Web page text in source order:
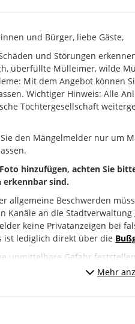
und Bürger, liebe Gäste,
und Störungen
überfüllte Mülleimer, wilde
Mit dem Angebot können
Wichtiger Hinweis: Alle
Tochtergesellschaft
den Mängelmelder nur um
hinzufügen, achten Sie
erkennbar sind.
allgemeine Beschwerden
Kanäle an die
keine Privatanzeigen bei
ist lediglich direkt über die
unmittelbare Gefahr
oder einen Brand), melden
der Mängelmelder:
Mehr